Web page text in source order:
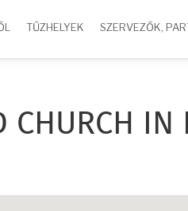
TŰZHELYEK SZERVEZŐK,
CHURCH IN